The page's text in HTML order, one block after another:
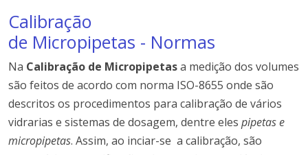
Calibração
de Micropipetas - Normas
Na Calibração de Micropipetasa medição dos volumes
são feitos de acordo com norma ISO-8655 onde são
descritos os procedimentos para calibração de vários
vidrarias e sistemas de dosagem, dentre eles pipetas e
micropipetas. Assim, ao inciar-se a calibração, são